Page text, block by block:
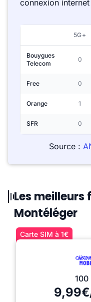
connexion
5G+
Bouygues
Telecom
0
Free 0
Orange 1
SFR 0
Source :
Les
Montéléger
Carte SIM à 1€
100